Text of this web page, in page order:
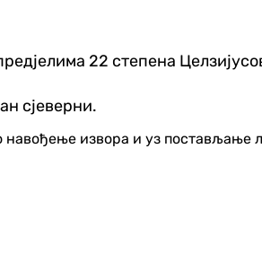
22 степена
сјеверни.
извора и уз постављање